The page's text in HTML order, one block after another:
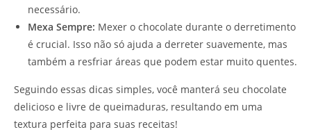
necessário.
Mexa Sempre: Mexer o chocolate durante o derretimento
é crucial. Isso não só ajuda a derreter suavemente, mas
também a resfriar áreas que podem estar muito quentes.
Seguindo essas dicas simples, você manterá seu chocolate
delicioso e livre de queimaduras, resultando em uma
textura perfeita para suas receitas!